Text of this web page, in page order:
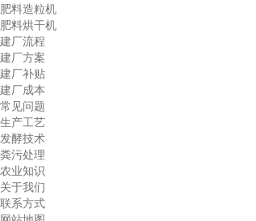
肥料造粒机
肥料烘干机
建厂流程
建厂方案
建厂补贴
建厂成本
常见问题
生产工艺
发酵技术
粪污处理
农业知识
关于我们
联系方式